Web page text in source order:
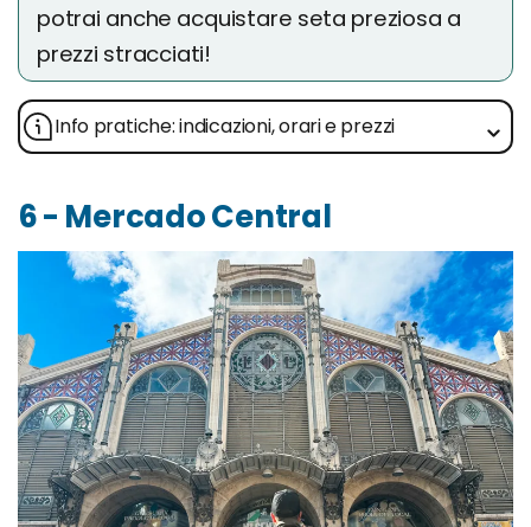
potrai anche acquistare seta preziosa a
prezzi stracciati!
Info pratiche: indicazioni, orari e prezzi
6 - Mercado Central